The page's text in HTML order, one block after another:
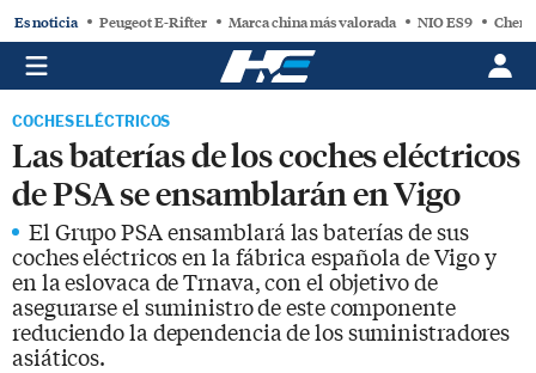
Es noticia Peugeot E-Rifter Marca china más valorada NIO ES9 Chery
COCHES ELÉCTRICOS
Las baterías de los coches eléctricos
de PSA se ensamblarán en Vigo
El Grupo PSA ensamblará las baterías de sus
coches eléctricos en la fábrica española de Vigo y
en la eslovaca de Trnava, con el objetivo de
asegurarse el suministro de este componente
reduciendo la dependencia de los suministradores
asiáticos.